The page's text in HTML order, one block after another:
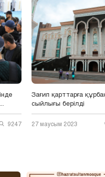
9247
Зағип қарттарға
сыйлығы берілді
27 маусым 2023